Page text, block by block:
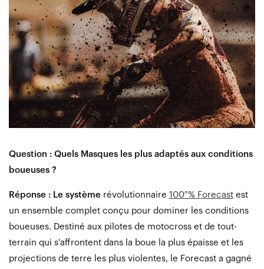
Question : Quels Masques les plus adaptés aux conditions
boueuses ?
Réponse : Le système révolutionnaire 100 % Forecast est
un ensemble complet conçu pour dominer les conditions
boueuses. Destiné aux pilotes de motocross et de tout-
terrain qui s'affrontent dans la boue la plus épaisse et les
projections de terre les plus violentes, le Forecast a gagné